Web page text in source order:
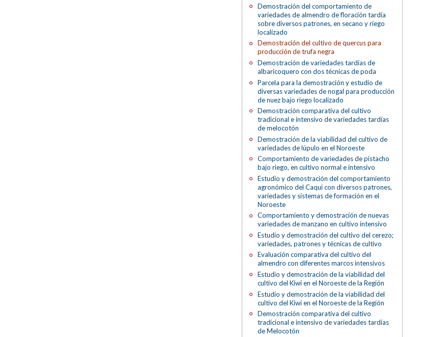
Demostración del comportamiento de
variedades de almendro de floración tardía
sobre diversos patrones, en secano y riego
localizado
Demostración del cultivo de quercus para
producción de trufa negra
Demostración de variedades tardías de
albaricoquero con dos técnicas de poda
Parcela para la demostración y estudio de
diversas variedades de nogal para producción
de nuez bajo riego localizado
Demostración comparativa del cultivo
tradicional e intensivo de variedades tardías
de melocotón
Demostración de la viabilidad del cultivo de
variedades de lúpulo en el Noroeste
Comportamiento de variedades de pistacho
bajo riego, en cultivo normal e intensivo
Estudio y demostración del comportamiento
agronómico del Caqui con diversos patrones,
variedades y sistemas de formación en el
Noroeste
Comportamiento y demostración de nuevas
variedades de manzano en cultivo intensivo
Estudio y demostración del cultivo del cerezo;
variedades, patrones y técnicas de cultivo
Evaluación comparativa del cultivo del
almendro con diferentes marcos intensivos
Estudio y demostración de la viabilidad del
cultivo del Kiwi en el Noroeste de la Región
Estudio y demostración de la viabilidad del
cultivo del Kiwi en el Noroeste de la Región
Demostración comparativa del cultivo
tradicional e intensivo de variedades tardías
de Melocotón